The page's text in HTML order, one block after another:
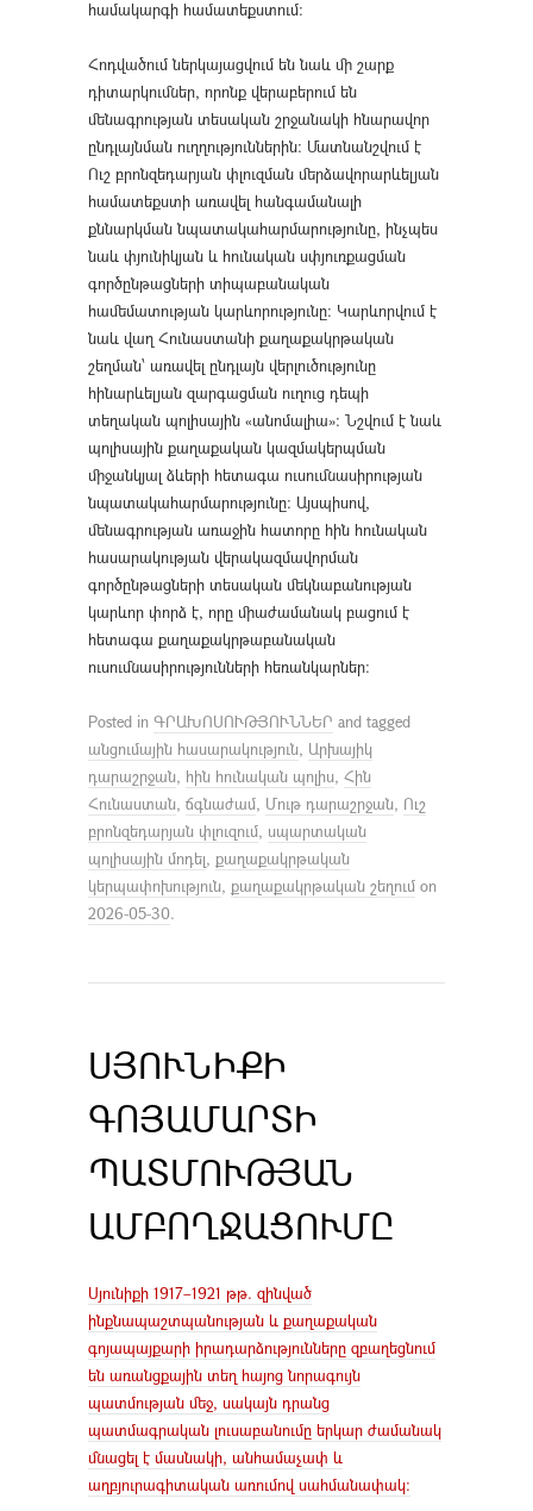
համակարգի համատեքստում։
Հոդվածում ներկայացվում են նաև մի շարք
դիտարկումներ, որոնք վերաբերում են
մենագրության տեսական շրջանակի հնարավոր
ընդլայնման ուղղություններին։ Մատնանշվում է
Ուշ բրոնզեդարյան փլուզման մերձավորարևելյան
համատեքստի առավել հանգամանալի
քննարկման նպատակահարմարությունը, ինչպես
նաև փյունիկյան և հունական սփյուռքացման
գործընթացների տիպաբանական
համեմատության կարևորությունը։ Կարևորվում է
նաև վաղ Հունաստանի քաղաքակրթական
շեղման՝ առավել ընդլայն վերլուծությունը
հինարևելյան զարգացման ուղուց դեպի
տեղական պոլիսային «անոմալիա»։ Նշվում է նաև
պոլիսային քաղաքական կազմակերպման
միջանկյալ ձևերի հետագա ուսումնասիրության
նպատակահարմարությունը։ Այսպիսով,
մենագրության առաջին հատորը հին հունական
հասարակության վերակազմավորման
գործընթացների տեսական մեկնաբանության
կարևոր փորձ է, որը միաժամանակ բացում է
հետագա քաղաքակրթաբանական
ուսումնասիրությունների հեռանկարներ։
Posted in ԳՐԱԽՈՍՈՒԹՅՈՒՆՆԵՐ and tagged
անցումային հասարակություն, Արխայիկ
դարաշրջան, հին հունական պոլիս, Հին
Հունաստան, ճգնաժամ, Մութ դարաշրջան, Ուշ
բրոնզեդարյան փլուզում, սպարտական
պոլիսային մոդել, քաղաքակրթական
կերպափոխություն, քաղաքակրթական շեղում on
2026-05-30.
ՍՅՈՒՆԻՔԻ
ԳՈՅԱՄԱՐՏԻ
ՊԱՏՄՈՒԹՅԱՆ
ԱՄԲՈՂՋԱՑՈՒՄԸ
Սյունիքի 1917–1921 թթ. զինված
ինքնապաշտպանության և քաղաքական
գոյապայքարի իրադարձությունները զբաղեցնում
են առանցքային տեղ հայոց նորագույն
պատմության մեջ, սակայն դրանց
պատմագրական լուսաբանումը երկար ժամանակ
մնացել է մասնակի, անհամաչափ և
աղբյուրագիտական առումով սահմանափակ։